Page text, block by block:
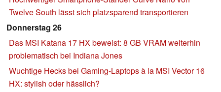
Twelve South lässt sich platzsparend transportieren
Donnerstag 26
Das MSI Katana 17 HX beweist: 8 GB VRAM weiterhin
problematisch bei Indiana Jones
Wuchtige Hecks bei Gaming-Laptops à la MSI Vector 16
HX: stylish oder hässlich?